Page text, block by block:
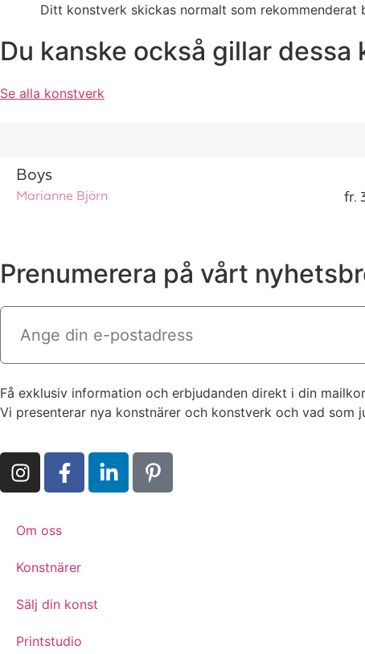
Ditt konstverk skickas normalt som
Du kanske också gillar dessa
Se alla konstverk
Boys
Marianne Björn fr.
Prenumerera på vårt
Få exklusiv information och erbjudanden direkt i din
Vi presenterar nya konstnärer och konstverk och vad som
Om oss
Konstnärer
Sälj din konst
Printstudio